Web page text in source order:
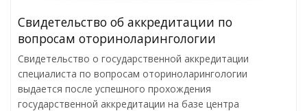
Cвидетельство об аккредитации по
вопросам оториноларингологии
Свидетельство о государственной аккредитации
специалиста по вопросам оториноларингологии
выдается после успешного прохождения
государственной аккредитации на базе центра